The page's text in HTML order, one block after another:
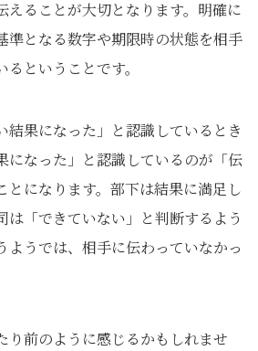
えることが大切となります。明確に
準となる数字や期限時の状態を相手
ということです。
結果になった」と認識しているとき
になった」と認識しているのが「伝
とになります。部下は結果に満足し
は「できていない」と判断するよう
ようでは、相手に伝わっていなかっ
り前のように感じるかもしれませ